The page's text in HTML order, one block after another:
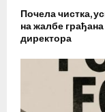
Почела чистка,
на жалбе
директора